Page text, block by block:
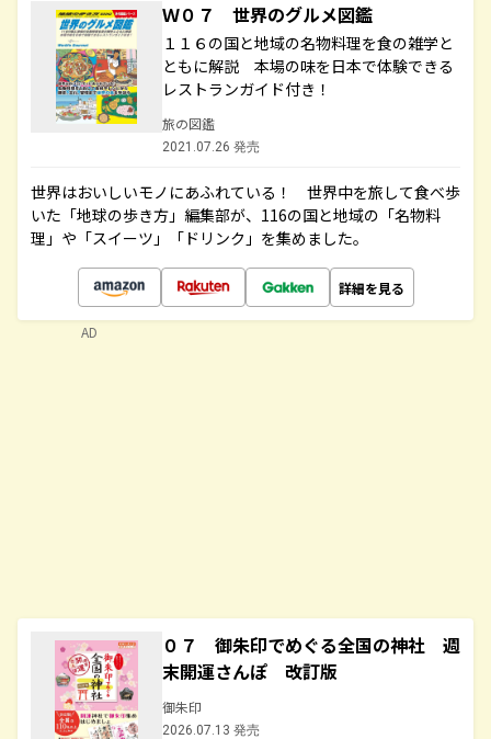
Ｗ０７ 世界のグルメ図鑑
１１６の国と地域の名物料理を食の雑学と
ともに解説 本場の味を日本で体験できる
レストランガイド付き！
旅の図鑑
2021.07.26 発売
世界はおいしいモノにあふれている！ 世界中を旅して食べ歩
いた「地球の歩き方」編集部が、116の国と地域の「名物料
理」や「スイーツ」「ドリンク」を集めました。
詳細を見る
０７ 御朱印でめぐる全国の神社 週
末開運さんぽ 改訂版
御朱印
2026.07.13 発売
AD